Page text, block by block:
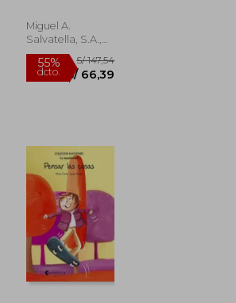
Miguel A.
Salvatella, S.A.,
2014, 1 Edición,
Tapa Blanda,
Nuevo
55%
dcto. S/ 66,39